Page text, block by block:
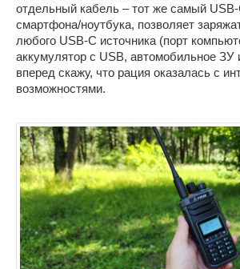
отдельный кабель – тот же самый USB-
смартфона/ноутбука, позволяет
любого USB-C источника (порт
аккумулятор с USB, автомобильное ЗУ
вперед скажу, что рация оказалась с
возможностями.